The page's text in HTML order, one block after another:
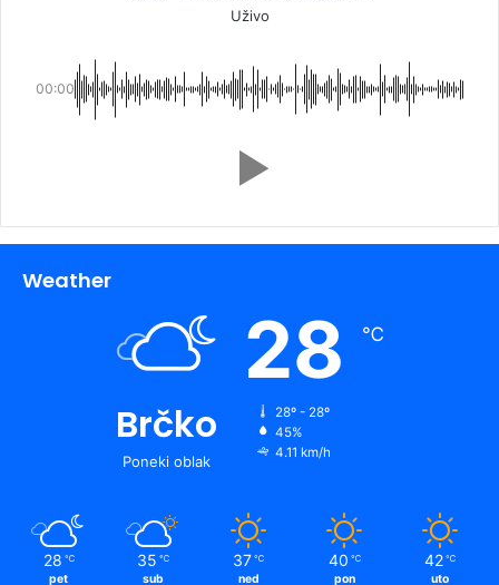
Uživo
00:00
Weather
Brčko
Poneki oblak
28 ℃
28º - 28º
45%
4.11 km/h
28 ℃
pet
35 ℃
sub
37 ℃
ned
40 ℃
pon
42 ℃
uto